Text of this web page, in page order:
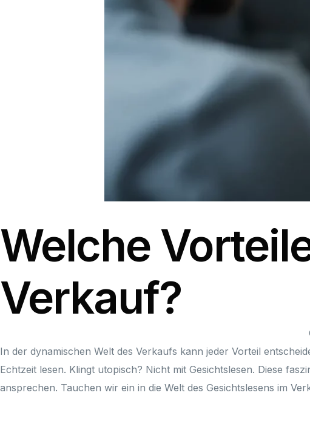
Welche
Verkauf?
In der dynamischen Welt des Verkaufs kann jeder Vorteil
Echtzeit lesen. Klingt utopisch? Nicht mit Gesichtslesen. Diese
ansprechen. Tauchen wir ein in die Welt des Gesichtslesens im